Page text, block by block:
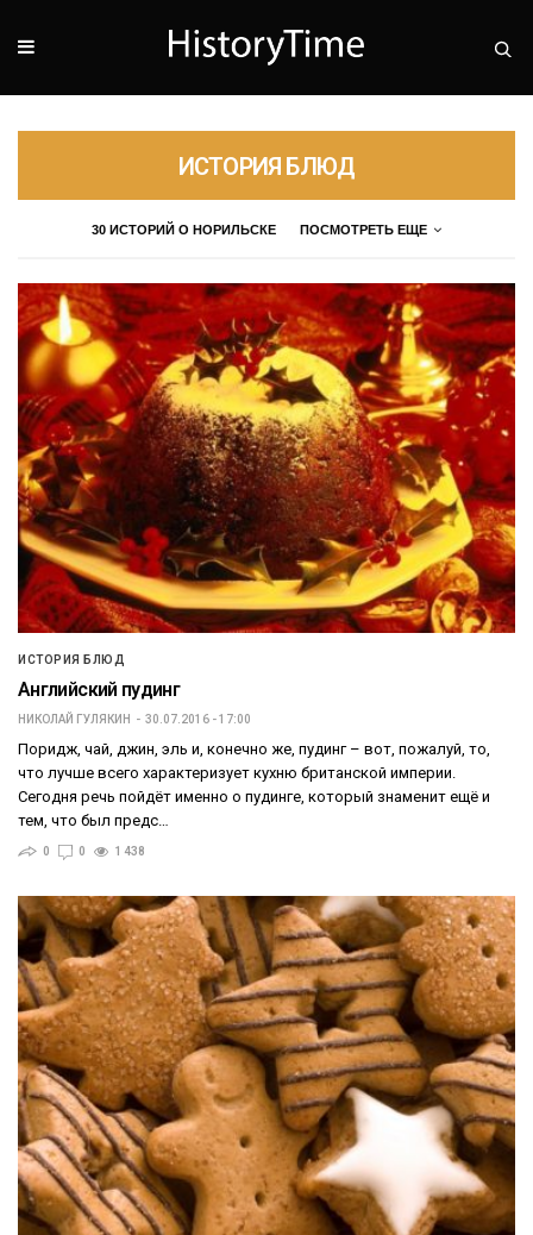
ИСТОРИЯ БЛЮД
30 ИСТОРИЙ О НОРИЛЬСКЕ ПОСМОТРЕТЬ ЕЩЕ
ИСТОРИЯ БЛЮД
Английский пудинг
НИКОЛАЙ ГУЛЯКИН 30.07.2016 - 17:00
Поридж, чай, джин, эль и, конечно же, пудинг – вот, пожалуй, то,
что лучше всего характеризует кухню британской империи.
Сегодня речь пойдёт именно о пудинге, который знаменит ещё и
тем, что был предс…
0 0 1 438